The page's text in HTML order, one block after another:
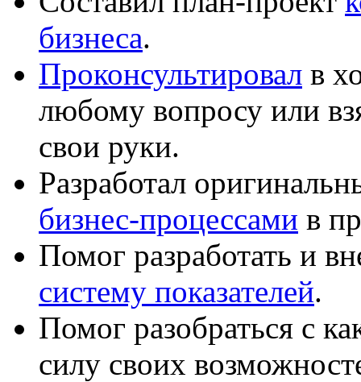
бизнеса.
Проконсультировал в
любому вопросу или
свои руки.
Разработал
бизнес-процессами в
Помог разработать и
систему показателей.
Помог разобраться с
силу своих